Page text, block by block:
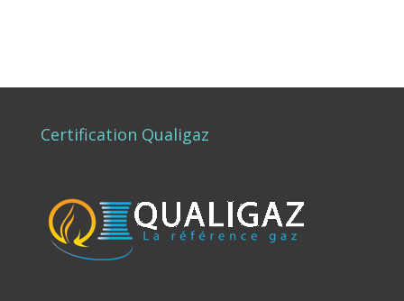
Certification Qualigaz